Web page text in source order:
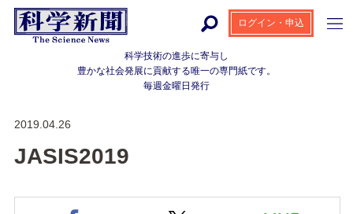
科学技術の進歩に寄与し
豊かな社会発展に貢献する唯一の専門紙です。
毎週金曜日発行
ログイン・申込
2019.04.26
JASIS2019